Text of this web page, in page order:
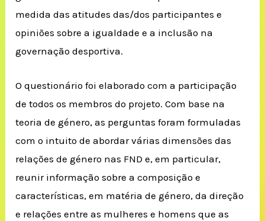
medida das atitudes das/dos participantes e
opiniões sobre a igualdade e a inclusão na
governação desportiva.
O questionário foi elaborado com a participação
de todos os membros do projeto. Com base na
teoria de género, as perguntas foram formuladas
com o intuito de abordar várias dimensões das
relações de género nas FND e, em particular,
reunir informação sobre a composição e
características, em matéria de género, da direção
e relações entre as mulheres e homens que as